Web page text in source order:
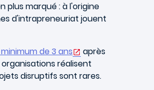
plus marqué : à l'origine
d'intrapreneuriat jouent
de 3 ans
après
réalisent
disruptifs sont rares.